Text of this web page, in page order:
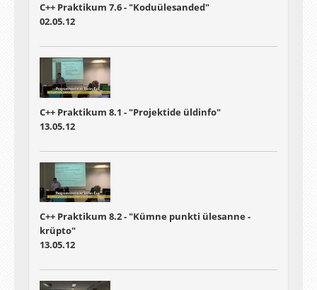
C++ Praktikum 7.6 - "Koduülesanded"
02.05.12
C++ Praktikum 8.1 - "Projektide üldinfo"
13.05.12
C++ Praktikum 8.2 - "Kümne punkti ülesanne -
krüpto"
13.05.12